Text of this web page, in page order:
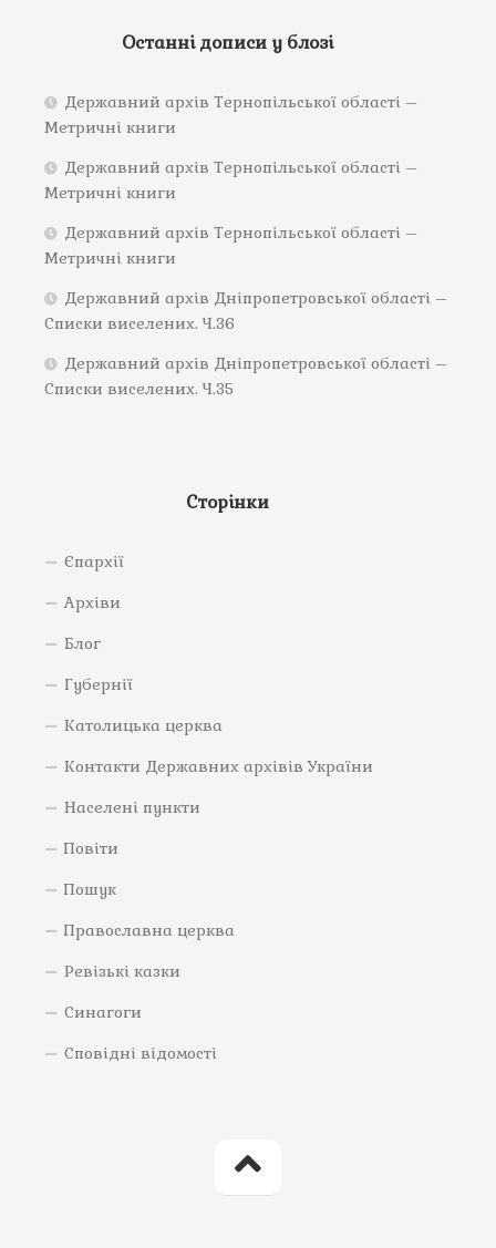
Останні дописи у блозі
Державний архів Тернопільської області –
Метричні книги
Державний архів Тернопільської області –
Метричні книги
Державний архів Тернопільської області –
Метричні книги
Державний архів Дніпропетровської області –
Списки виселених. Ч.36
Державний архів Дніпропетровської області –
Списки виселених. Ч.35
Сторінки
Єпархії
Архіви
Блог
Губернії
Католицька церква
Контакти Державних архівів України
Населені пункти
Повіти
Пошук
Православна церква
Ревізькі казки
Синагоги
Сповідні відомості